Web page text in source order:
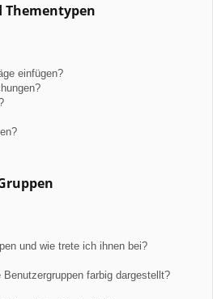
einfügen?
und wie trete ich ihnen bei?
farbig dargestellt?